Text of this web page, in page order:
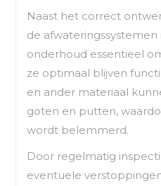
Naast het correct
de afwateringssystemen
onderhoud essentieel
ze optimaal blijven
en ander materiaal
goten en putten,
wordt belemmerd.
Door regelmatig
eventuele